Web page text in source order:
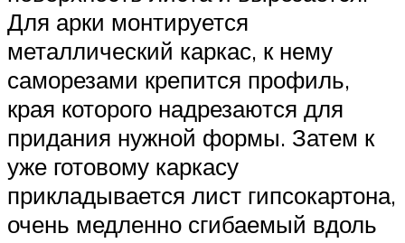
Для арки монтируется
металлический каркас, к нему
саморезами крепится профиль,
края которого надрезаются для
придания нужной формы. Затем к
уже готовому каркасу
прикладывается лист гипсокартона,
очень медленно сгибаемый вдоль